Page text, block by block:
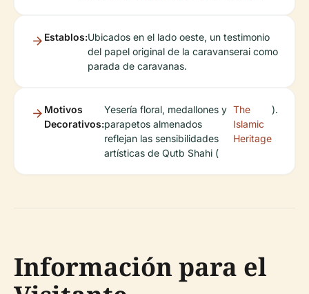
Establos:Ubicados en el lado oeste, un testimonio
del papel original de la caravanserai como
parada de caravanas.
Motivos
Decorativos:
Yesería floral, medallones y
parapetos almenados
reflejan las sensibilidades
artísticas de Qutb Shahi (
The
Islamic
Heritage
).
Información para el